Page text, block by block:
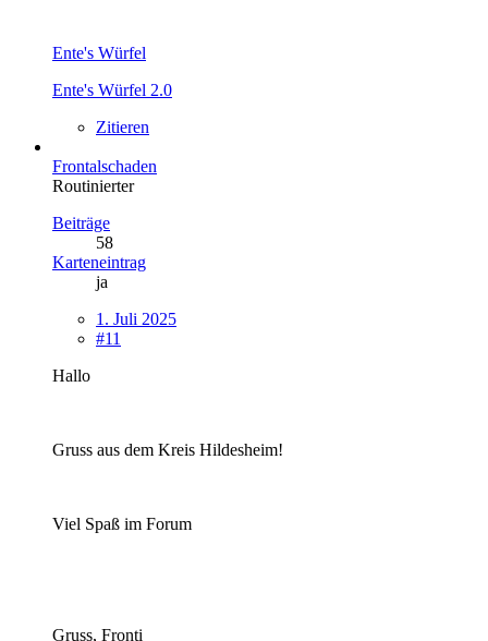
Ente's Würfel
Ente's Würfel 2.0
Zitieren
Frontalschaden
Routinierter
Beiträge
58
Karteneintrag
ja
1. Juli 2025
#11
Hallo
Gruss aus dem Kreis Hildesheim!
Viel Spaß im Forum
Gruss, Fronti